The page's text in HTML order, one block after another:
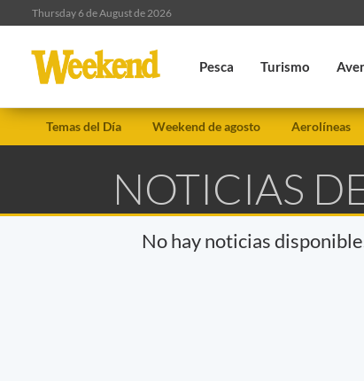
Thursday 6 de August de 2026
Pesca Turismo
Temas del Día Weekend de agosto Aerolíneas
NOTICIAS
No hay noticias